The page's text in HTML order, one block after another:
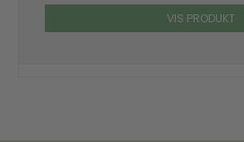
VIS PRODUKT